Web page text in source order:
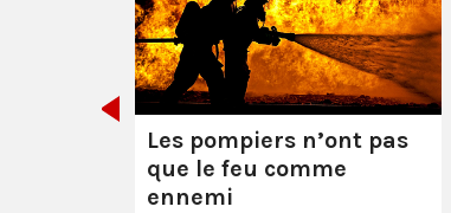
Les pompiers n’ont pas
que le feu comme
ennemi